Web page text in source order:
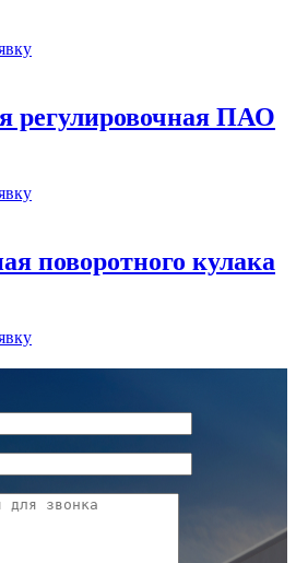
регулировочная ПАО
поворотного кулака